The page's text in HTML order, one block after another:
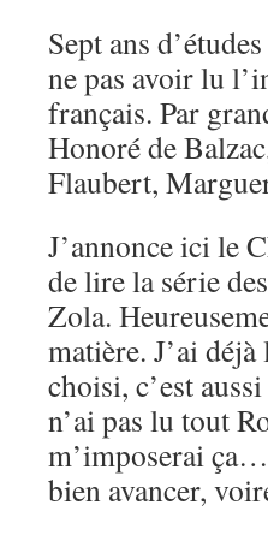
Sept ans
ne pas avoir lu
français. Par
Honoré de
Flaubert,
J’annonce ici le
de lire la série
Zola.
matière. J’ai
choisi, c’est
n’ai pas lu tout
m’imposerai
bien avancer,